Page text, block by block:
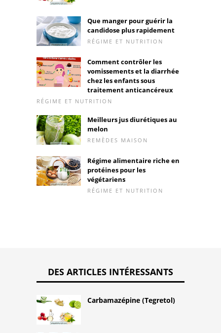
Que manger pour guérir la
candidose plus rapidement
RÉGIME ET NUTRITION
Comment contrôler les
vomissements et la diarrhée
chez les enfants sous
traitement anticancéreux
RÉGIME ET NUTRITION
Meilleurs jus diurétiques au
melon
REMÈDES MAISON
Régime alimentaire riche en
protéines pour les
végétariens
RÉGIME ET NUTRITION
DES ARTICLES INTÉRESSANTS
Carbamazépine (Tegretol)